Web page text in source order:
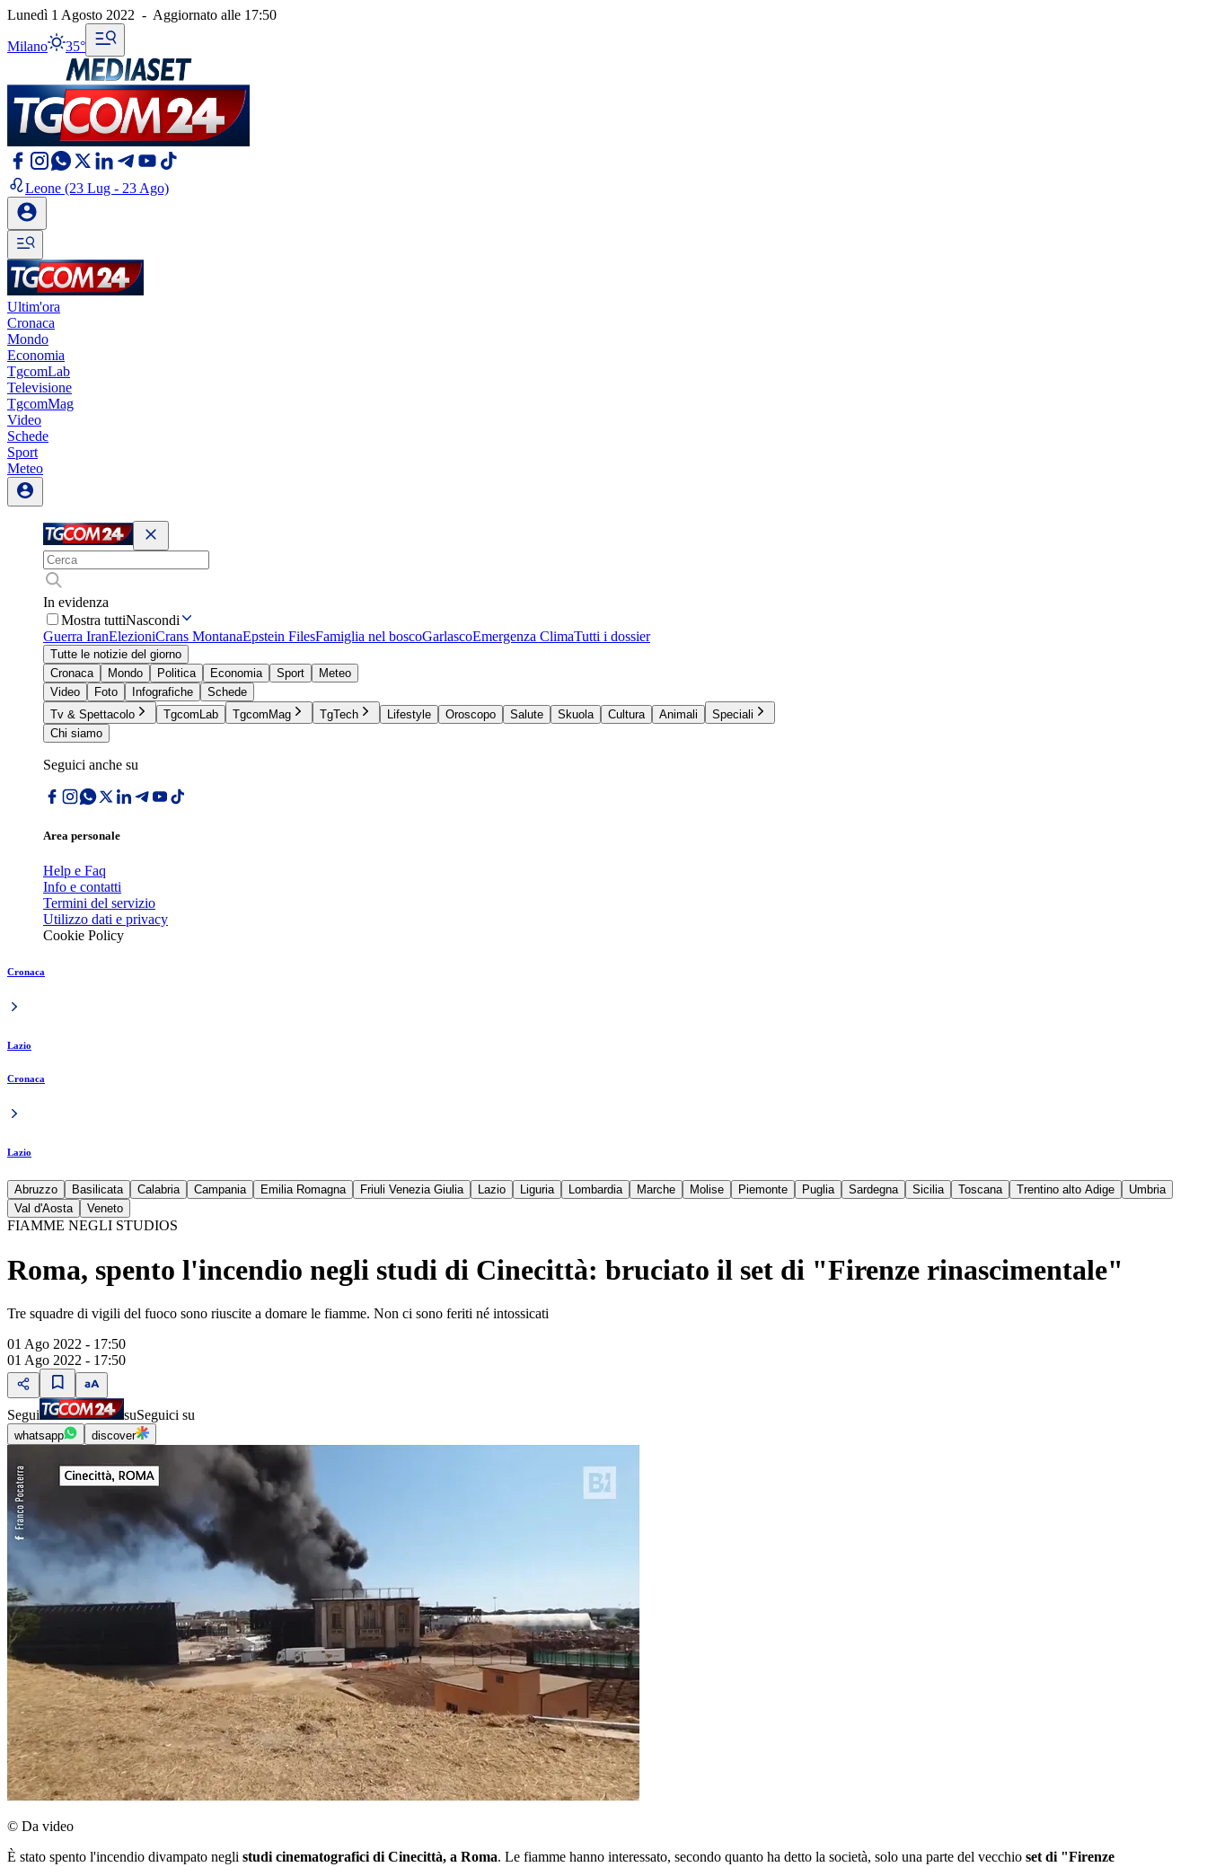
Lunedì 1 Agosto 2022 - Aggiornato alle 17:50
Milano 35°
Leone (23 Lug - 23 Ago)
Ultim'ora
Cronaca
Mondo
Economia
TgcomLab
Televisione
TgcomMag
Video
Schede
Sport
Meteo
In evidenza
Mostra tuttiNascondi
Guerra IranElezioniCrans MontanaEpstein FilesFamiglia nel boscoGarlascoEmergenza ClimaTutti i dossier
Tutte le notizie del giorno
Cronaca
Mondo Politica Economia Sport
Meteo
Video
Foto Infografiche
Schede
Tv & Spettacolo
TgcomLab TgcomMag TgTech Lifestyle Oroscopo Salute Skuola Cultura Animali
Speciali
Chi siamo
Seguici anche su
Area personale
Help e Faq
Info e contatti
Termini del servizio
Utilizzo dati e privacy
Cookie Policy
Cronaca
Lazio
Cronaca
Lazio
Abruzzo Basilicata Calabria Campania Emilia Romagna Friuli Venezia Giulia Lazio Liguria Lombardia Marche Molise Piemonte Puglia Sardegna Sicilia Toscana Trentino alto Adige
Umbria
Val d'Aosta
Veneto
FIAMME NEGLI STUDIOS
Roma, spento l'incendio negli studi di Cinecittà: bruciato il set di "Firenze rinascimentale"
Tre squadre di vigili del fuoco sono riuscite a domare le fiamme. Non ci sono feriti né intossicati
01 Ago 2022 - 17:50
01 Ago 2022 - 17:50
Segui suSeguici su
whatsapp discover
© Da video
È stato spento l'incendio divampato negli studi cinematografici di Cinecittà, a Roma. Le fiamme hanno interessato, secondo quanto ha detto la società, solo una parte del vecchio set di "Firenze